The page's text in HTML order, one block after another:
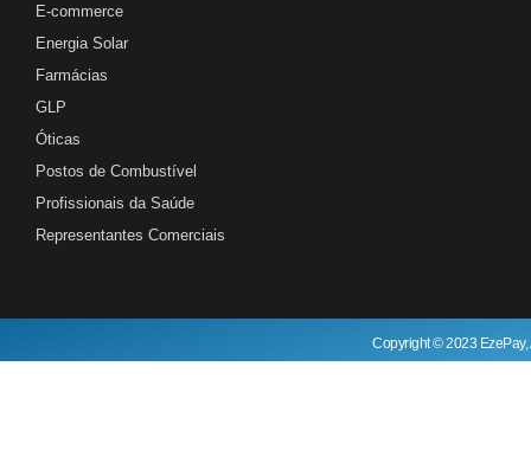
E-commerce
Energia Solar
Farmácias
GLP
Óticas
Postos de Combustível
Profissionais da Saúde
Representantes Comerciais
Copyright © 2023